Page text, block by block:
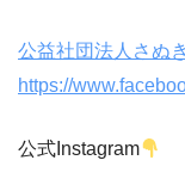
公益社団法人さぬ
https://
公式Instagram